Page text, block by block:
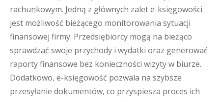
rachunkowym. Jedną z głównych zalet e-księgowości
jest możliwość bieżącego monitorowania sytuacji
finansowej firmy. Przedsiębiorcy mogą na bieżąco
sprawdzać swoje przychody i wydatki oraz generować
raporty finansowe bez konieczności wizyty w biurze.
Dodatkowo, e-księgowość pozwala na szybsze
przesyłanie dokumentów, co przyspiesza proces ich